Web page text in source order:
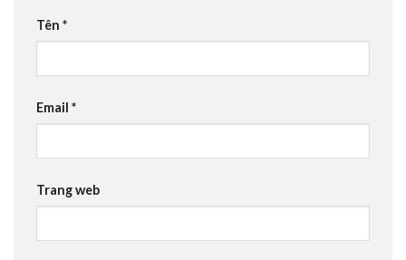
Tên *
Email *
Trang web